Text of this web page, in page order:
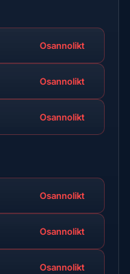
Osannolikt
Osannolikt
Osannolikt
Osannolikt
Osannolikt
Osannolikt